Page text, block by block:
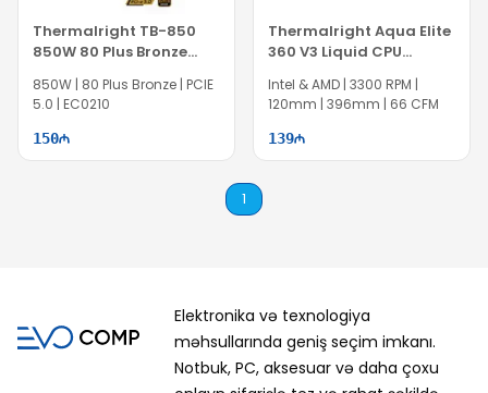
Thermalright TB-850
850W 80 Plus Bronze
Power Supply
850W | 80 Plus Bronze | PCIE
5.0 | EC0210
150
Thermalright Aqua Elite
360 V3 Liquid CPU
Intel & AMD | 3300 RPM |
120mm | 396mm | 66 CFM
139
1
Elektronika və texnologiya
məhsullarında geniş seçim imkanı.
Notbuk, PC, aksesuar və daha çoxu